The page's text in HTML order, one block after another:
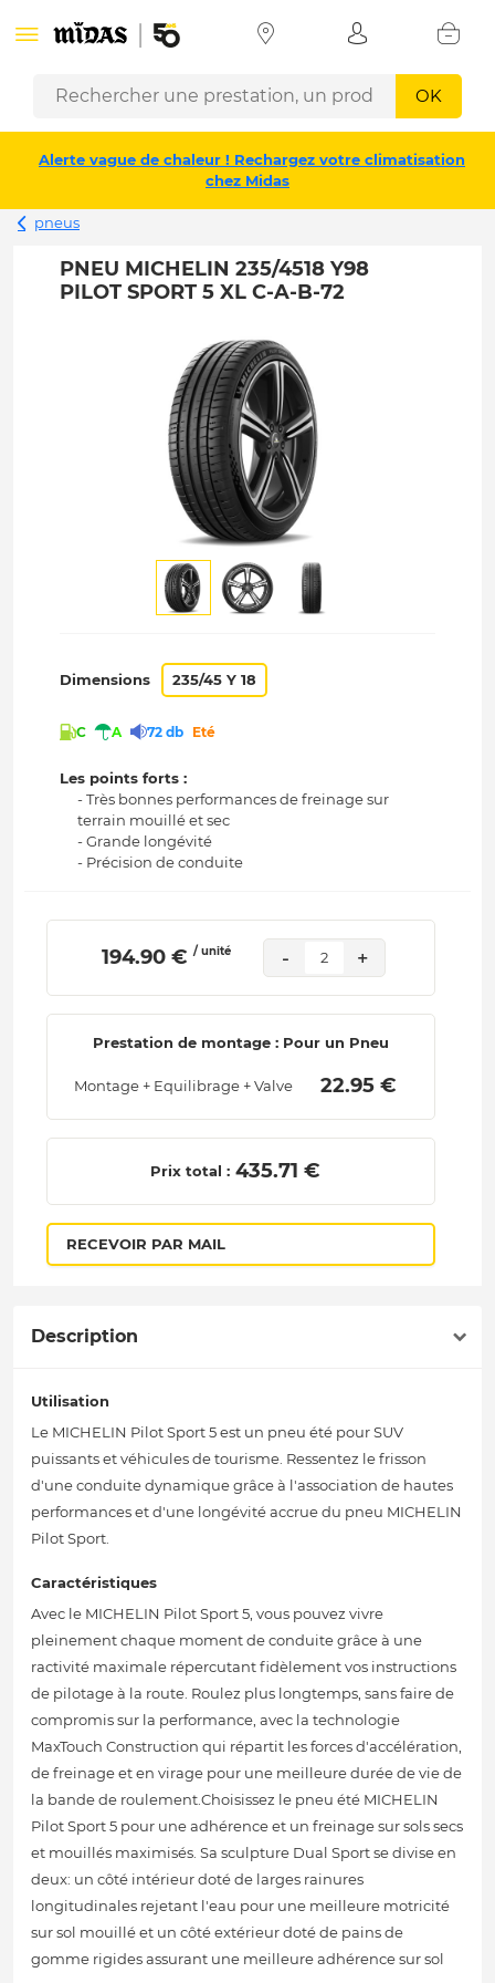
OK
Alerte vague de chaleur ! Rechargez votre climatisation
chez Midas
pneus
PNEU MICHELIN 235/4518 Y98
PILOT SPORT 5 XL C-A-B-72
Dimensions 235/45 Y 18
C A 72 db Eté
Les points forts :
- Très bonnes performances de freinage sur
terrain mouillé et sec
- Grande longévité
- Précision de conduite
194.90 € / unité - 2 +
Prestation de montage : Pour un Pneu
Montage + Equilibrage + Valve 22.95 €
Prix total : 435.71 €
RECEVOIR PAR MAIL
Description
Utilisation
Le MICHELIN Pilot Sport 5 est un pneu été pour SUV
puissants et véhicules de tourisme. Ressentez le frisson
d'une conduite dynamique grâce à l'association de hautes
performances et d'une longévité accrue du pneu MICHELIN
Pilot Sport.
Caractéristiques
Avec le MICHELIN Pilot Sport 5, vous pouvez vivre
pleinement chaque moment de conduite grâce à une
ractivité maximale répercutant fidèlement vos instructions
de pilotage à la route. Roulez plus longtemps, sans faire de
compromis sur la performance, avec la technologie
MaxTouch Construction qui répartit les forces d'accélération,
de freinage et en virage pour une meilleure durée de vie de
la bande de roulement.Choisissez le pneu été MICHELIN
Pilot Sport 5 pour une adhérence et un freinage sur sols secs
et mouillés maximisés. Sa sculpture Dual Sport se divise en
deux: un côté intérieur doté de larges rainures
longitudinales rejetant l'eau pour une meilleure motricité
sur sol mouillé et un côté extérieur doté de pains de
gomme rigides assurant une meilleure adhérence sur sol